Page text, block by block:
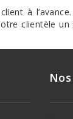
à
clientèle